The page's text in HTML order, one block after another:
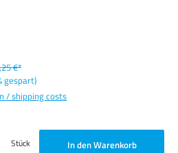
€*
gespart)
/ shipping costs
ein oder benutze die Schaltflächen um die Anzahl zu
Stück In den Warenkorb